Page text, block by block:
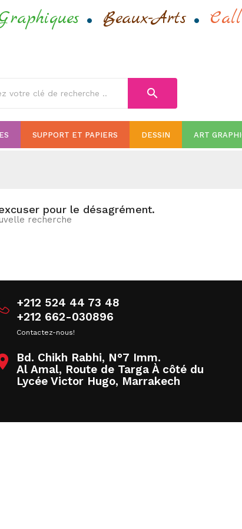
Beaux-Arts
search
SUPPORT ET PAPIERS DESSIN ART
pour le désagrément.
recherche
+212 524 44 73 48
+212 662-030896
Contactez-nous!
Bd. Chikh Rabhi, N°7 Imm.
Al Amal, Route de Targa À côté du
Lycée Victor Hugo, Marrakech